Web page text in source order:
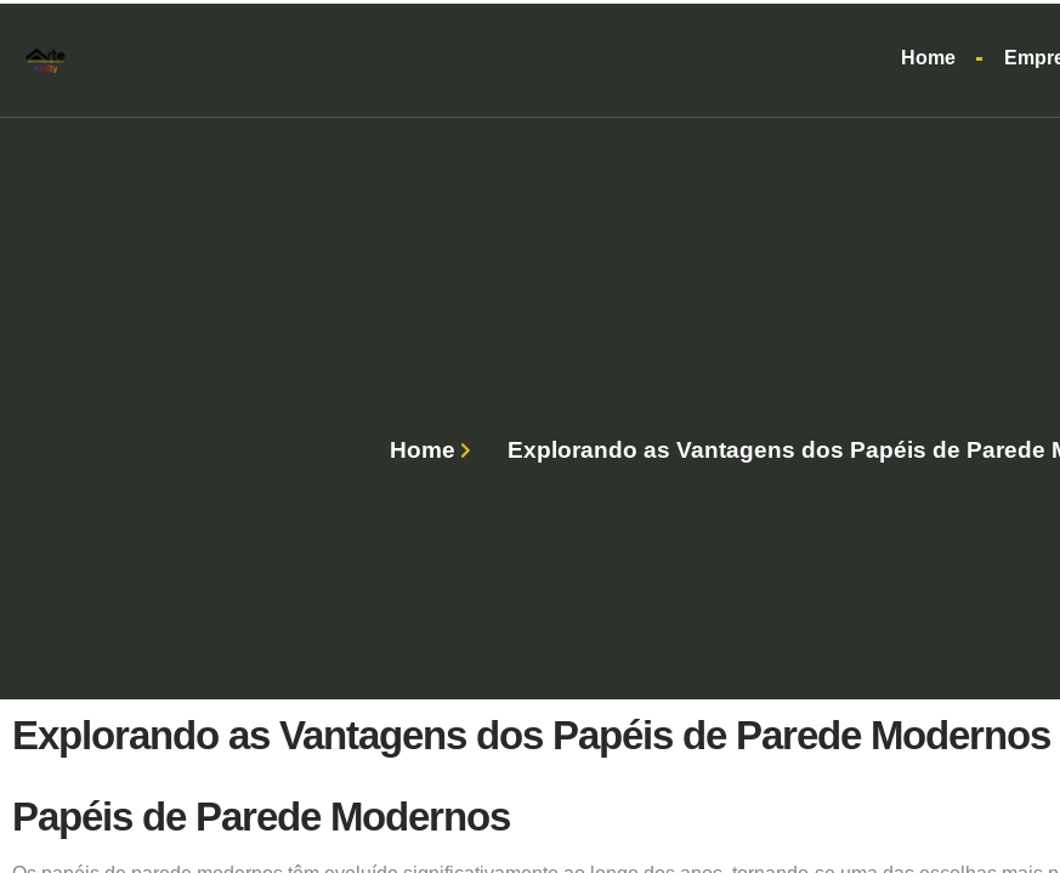
Home
Home Explorando as Vantagens dos Papéis de Parede
Explorando as Vantagens dos Papéis de Parede Modernos
Papéis de Parede Modernos